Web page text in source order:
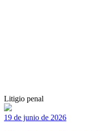
Litigio penal
19 de junio de 2026